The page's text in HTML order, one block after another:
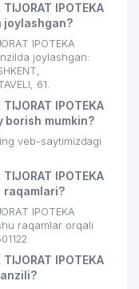
TIJORAT IPOTEKA
joylashgan?
IPOTEKA
joylashgan:
61.
TIJORAT IPOTEKA
borish mumkin?
veb-saytimizdagi
TIJORAT IPOTEKA
raqamlari?
IPOTEKA
raqamlar orqali
TIJORAT IPOTEKA